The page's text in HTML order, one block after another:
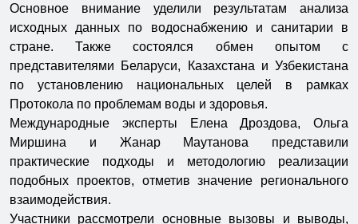
Основное внимание уделили результатам анализа
исходных данных по водоснабжению и санитарии в
стране. Также состоялся обмен опытом с
представителями Беларуси, Казахстана и Узбекистана
по установлению национальных целей в рамках
Протокола по проблемам воды и здоровья.
Международные эксперты Елена Дроздова, Ольга
Миршина и Жанар Маутанова представили
практические подходы и методологию реализации
подобных проектов, отметив значение регионального
взаимодействия.
Участники рассмотрели основные вызовы и выводы,